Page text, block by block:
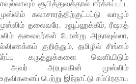
சூபித்துவத்தால் ஈர்க்கப்பட்ட
கலாசாரத்திற்குட்பட்டு வாழும்
தலைவரே. ரவூப்ஹக்கீம், ரீஷாத்
தலைவர்கள் போன்று அதாவுல்லா,
குறித்தும், தமிழில் சிங்கம்
கருத்துக்களை வெளியிடும்
அவர் அரபுலகின் முஸ்லிம்
பெற்று இந்நாட்டு சம்பிரதாய